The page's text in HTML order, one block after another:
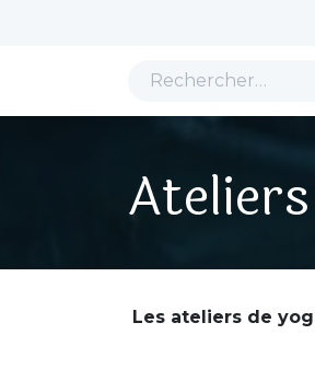
Les ateliers de